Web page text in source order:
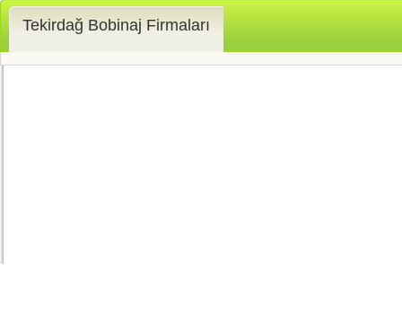
Tekirdağ Bobinaj Firmaları